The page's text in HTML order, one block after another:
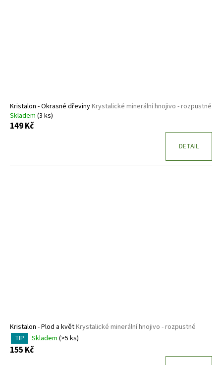
Kristalon - Okrasné dřevinyKrystalické minerální hnojivo - rozpustné
Skladem (3 ks)
149 Kč
DETAIL
Kristalon - Plod a květKrystalické minerální hnojivo - rozpustné
TIP Skladem (>5 ks)
155 Kč